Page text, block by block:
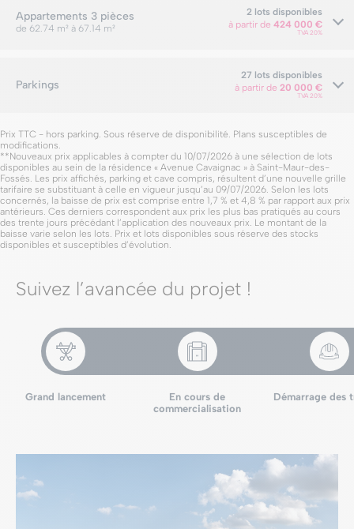
Appartements 3 pièces
de 62.74 m² à 67.14 m²
2 lots disponibles
à partir de 424 000 €
TVA 20%
Parkings
27 lots disponibles
à partir de 20 000 €
TVA 20%
Prix TTC - hors parking. Sous réserve de disponibilité. Plans susceptibles de
modifications.
**Nouveaux prix applicables à compter du 10/07/2026 à une sélection de lots
disponibles au sein de la résidence « Avenue Cavaignac » à Saint-Maur-des-
Fossés. Les prix affichés, parking et cave compris, résultent d’une nouvelle grille
tarifaire se substituant à celle en vigueur jusqu’au 09/07/2026. Selon les lots
concernés, la baisse de prix est comprise entre 1,7 % et 4,8 % par rapport aux prix
antérieurs. Ces derniers correspondent aux prix les plus bas pratiqués au cours
des trente jours précédant l’application des nouveaux prix. Le montant de la
baisse varie selon les lots. Prix et lots disponibles sous réserve des stocks
disponibles et susceptibles d’évolution.
Suivez l’avancée du projet !
Grand lancement
En cours de
commercialisation
Démarrage des